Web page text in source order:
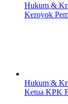
Hukum &
Keroyok
Hukum &
Ketua KPK